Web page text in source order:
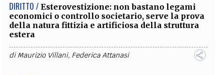
DIRITTO / Esterovestizione: non bastano legami
economici o controllo societario, serve la prova
della natura fittizia e artificiosa della struttura
estera
diMaurizio Villani, Federica Attanasi